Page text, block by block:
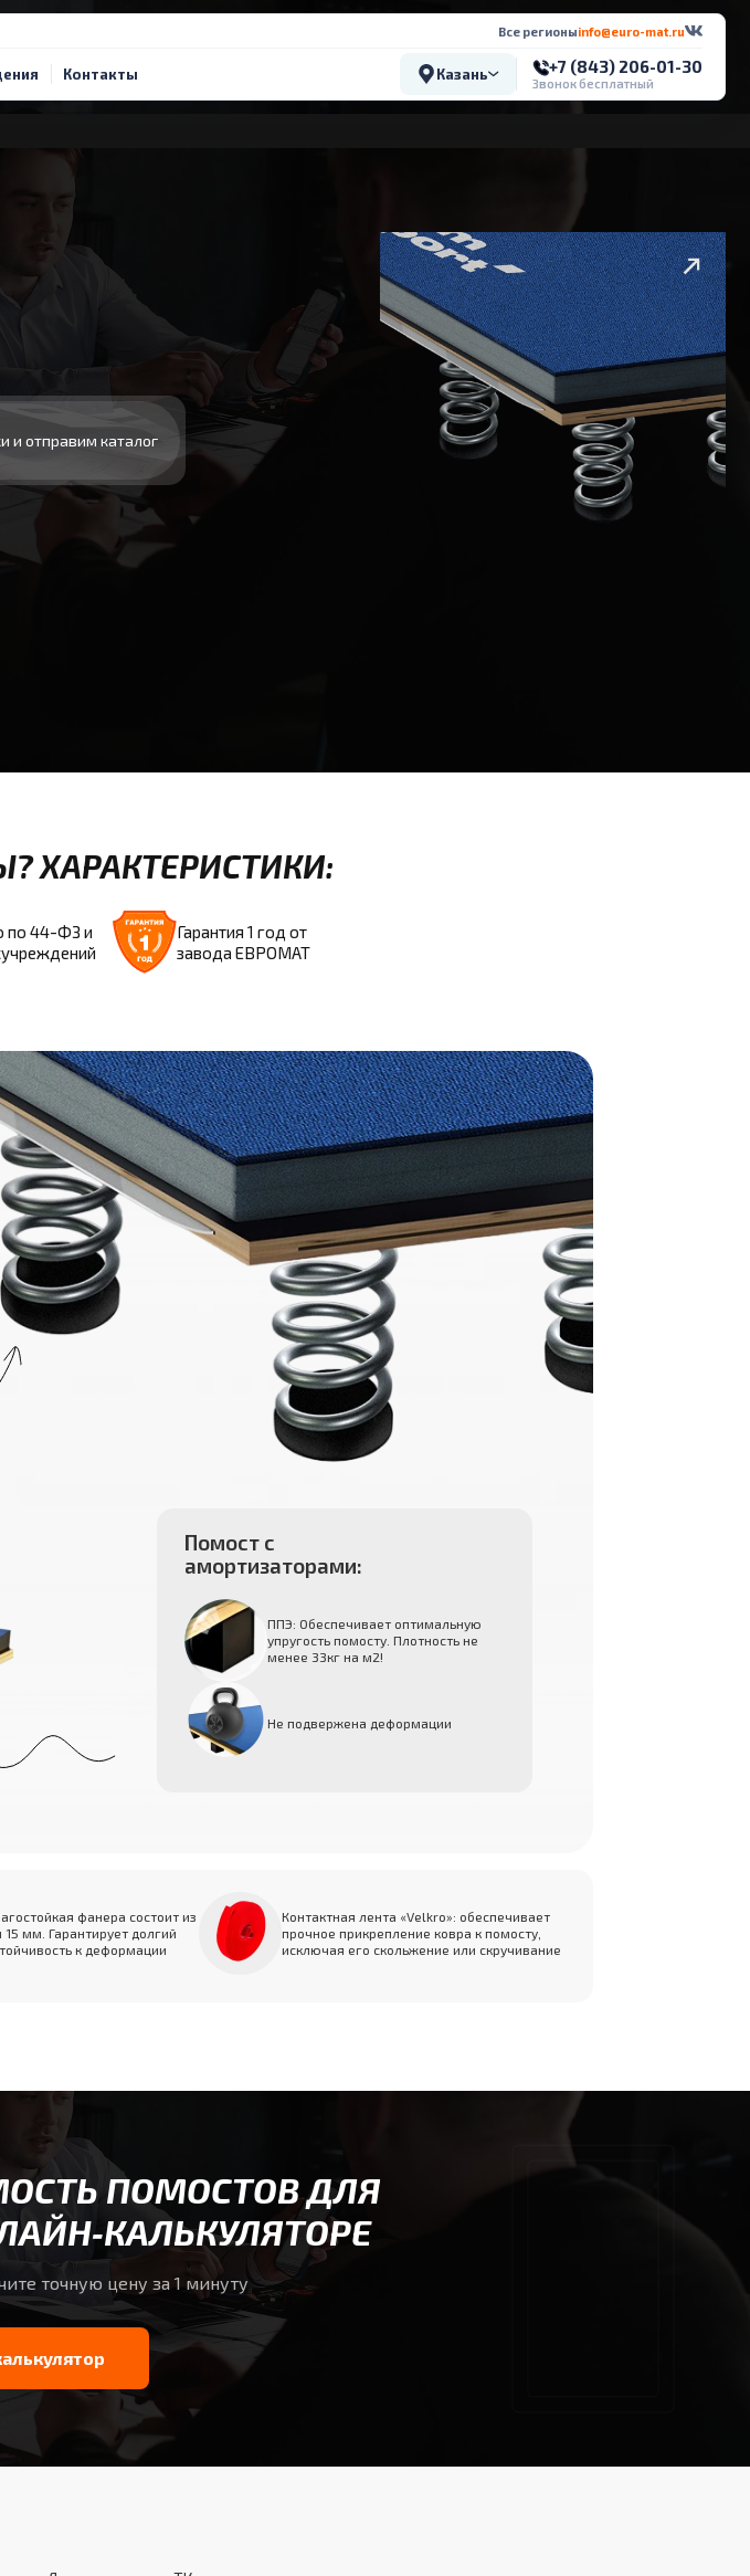
Все регионыinfo@euro-mat.ru
Контакты Казань +7 (843) 206-01-30
Звонок бесплатный
и отправим каталог
ХАРАКТЕРИСТИКИ:
Гарантия 1 год от
завода ЕВРОМАТ
по 44-ФЗ и
Помост с
амортизаторами:
ППЭ: Обеспечивает оптимальную
упругость помосту. Плотность не
менее 33кг на м2!
Не подвержена деформации
фанера состоит из
мм. Гарантирует долгий
к деформации
Контактная лента «Velkro»: обеспечивает
прочное прикрепление ковра к помосту,
исключая его скольжение или скручивание
ПОМОСТОВ ДЛЯ
точную цену за 1 минуту